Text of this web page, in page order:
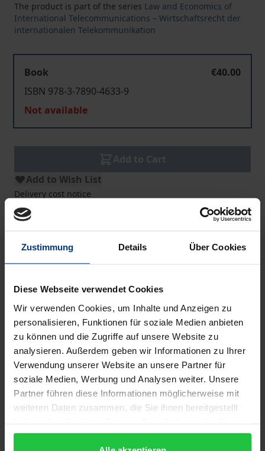
Zustimmung Details Über Cookies
Diese Webseite verwendet Cookies
Wir verwenden Cookies, um Inhalte und Anzeigen zu
personalisieren, Funktionen für soziale Medien anbieten
zu können und die Zugriffe auf unsere Website zu
analysieren. Außerdem geben wir Informationen zu Ihrer
Verwendung unserer Website an unsere Partner für
soziale Medien, Werbung und Analysen weiter. Unsere
Partner führen diese Informationen möglicherweise mit
weiteren Daten zusammen, die Sie ihnen bereitgestellt
gesammelt haben.
The product is part of the series Law and Economics of
International Telecommunications – Wirtschaftsrecht der
internationalen Telekommunikation
Book
€40.00
ISBN 978-3-7890-4633-9
Not available
Add to Wish List
Delivery cost notice
Description
Bund und Länder schaffen derzeit koordinierte
Rahmenordnungen für Multimediadienste wie etwa
die Abrufdienste für Filme und die Kommunikation
im Internet. Sowohl der Mediendienste-
Staatsvertrag der Länder wie das Gesetz zur
Regelung der Rahmenbedingungen für
Informations- und Kommunikationsdienste des
Bundes werden den Anbietern und Abnehmern von